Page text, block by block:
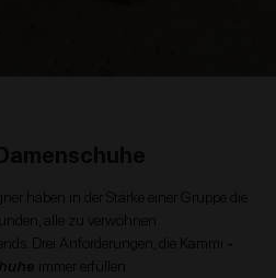
haben in der Stärke einer Gruppe die
alle zu verwöhnen.
Drei Anforderungen, die Kammi -
immer erfüllen.